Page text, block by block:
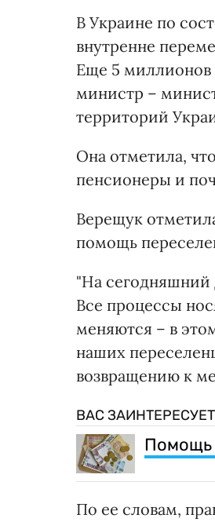
В Украине по
внутренне
Еще 5 миллионов
министр –
территорий
Она отметила,
пенсионеры и
Верещук
помощь
"На сегодняшний
Все процессы
меняются – в
наших
возвращению к
ВАС ЗАИНТЕРЕСУЕТ
Помощь
По ее словам,